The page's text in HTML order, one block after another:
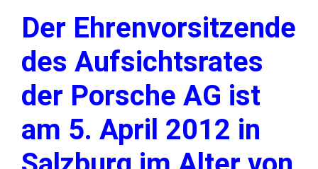
Der Ehrenvorsitzende
des Aufsichtsrates
der Porsche AG ist
am 5. April 2012 in